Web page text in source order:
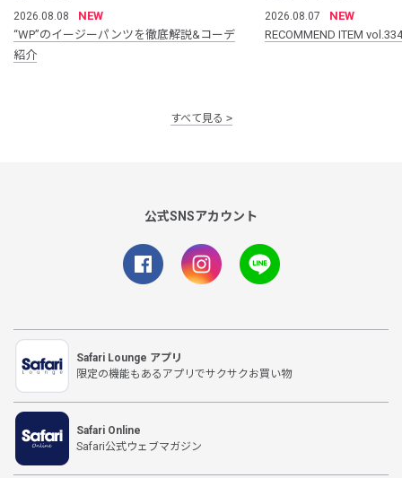
2026.08.08
NEW
“WP”のイージーパンツを徹底解説&コーデ
紹介
2026.08.07
NEW
RECOMMEND ITEM vol.334
すべて見る
公式SNSアカウント
Safari Lounge アプリ
限定の機能もあるアプリでサクサクお買い物
Safari Online
Safari公式ウェブマガジン